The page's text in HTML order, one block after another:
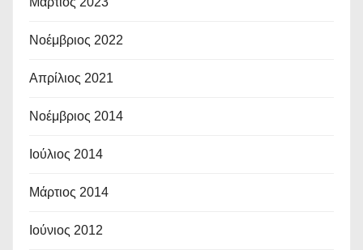
Νοέμβριος 2022
Απρίλιος 2021
Νοέμβριος 2014
Ιούλιος 2014
Μάρτιος 2014
Ιούνιος 2012